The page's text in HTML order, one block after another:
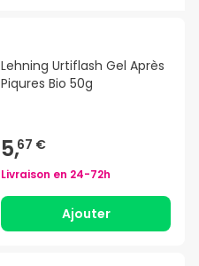
Lehning Urtiflash Gel Après
Piqures Bio 50g
5,67 €
Livraison en 24-72h
Ajouter